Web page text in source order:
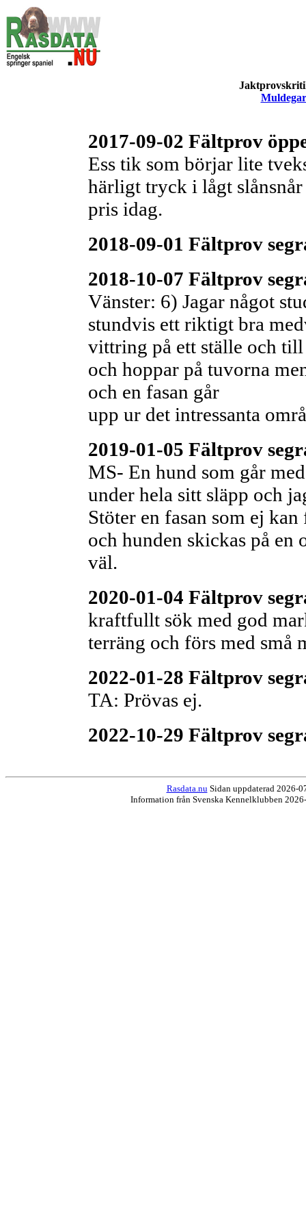
2017-09-02 Fältprov
Ess tik som börjar lite
härligt tryck i lågt
pris idag.
2018-09-01 Fältprov
2018-10-07 Fältprov
Vänster: 6) Jagar något
stundvis ett riktigt bra
vittring på ett ställe och till
och hoppar på tuvorna
och en fasan går
upp ur det intressanta
2019-01-05 Fältprov
MS- En hund som går
under hela sitt släpp och
Stöter en fasan som ej
och hunden skickas på en
väl.
2020-01-04 Fältprov
kraftfullt sök med god
terräng och förs med små
2022-01-28 Fältprov
TA: Prövas ej.
2022-10-29 Fältprov
Rasdata.nuSidan uppdaterad 2026-
Information från Svenska Kennelklubben